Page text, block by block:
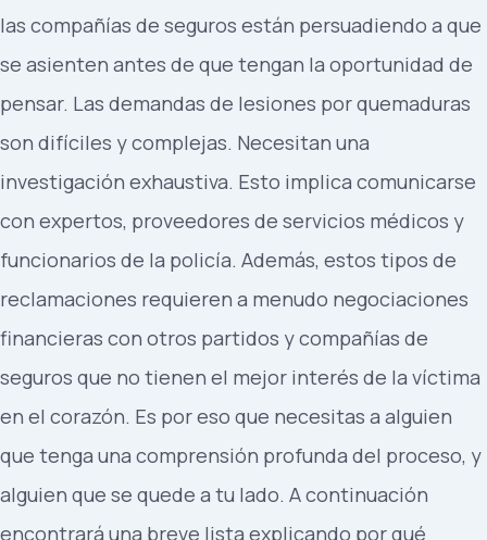
las compañías de seguros están persuadiendo a que
se asienten antes de que tengan la oportunidad de
pensar. Las demandas de lesiones por quemaduras
son difíciles y complejas. Necesitan una
investigación exhaustiva. Esto implica comunicarse
con expertos, proveedores de servicios médicos y
funcionarios de la policía. Además, estos tipos de
reclamaciones requieren a menudo negociaciones
financieras con otros partidos y compañías de
seguros que no tienen el mejor interés de la víctima
en el corazón. Es por eso que necesitas a alguien
que tenga una comprensión profunda del proceso, y
alguien que se quede a tu lado. A continuación
encontrará una breve lista explicando por qué